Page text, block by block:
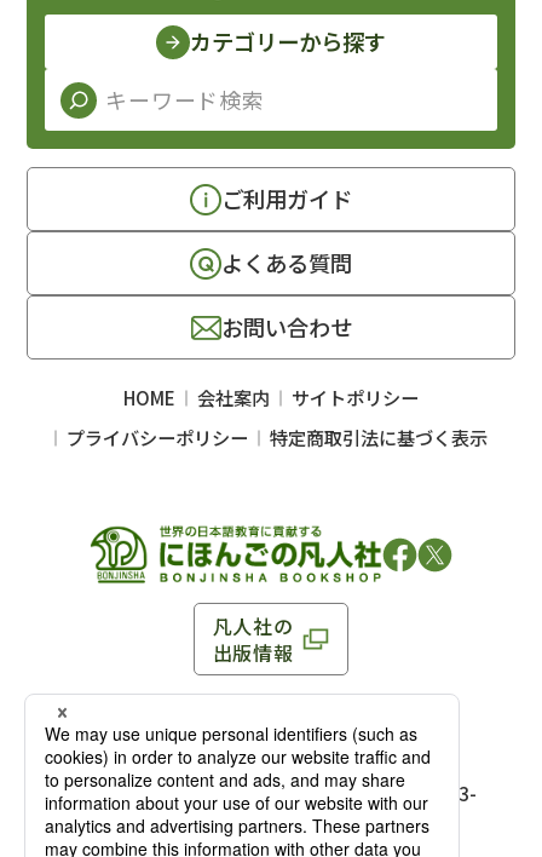
凡人社の
出版情報
〒102-0093 東京都千代田区平河町 1-3-13 8F
TEL：03-3263-3959／FAX：03-3263-3116
麹町店
〒102-0093 東京都千代田区平河町1-3-
13 8F［アクセス］
TEL：03-3239-8673／FAX：03-3263-
カテゴリーから探す
ご利用ガイド
よくある質問
お問い合わせ
HOME 会社案内
サイトポリシー
プライバシーポリシー
特定商取引法に基づく表示